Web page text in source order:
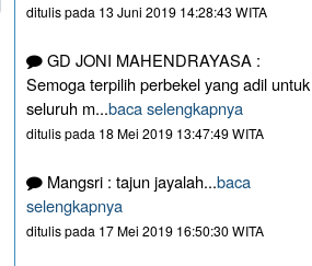
ditulis pada 13 Juni 2019 14:28:43 WITA
GD JONI MAHENDRAYASA :
Semoga terpilih perbekel yang adil untuk
seluruh m...baca selengkapnya
ditulis pada 18 Mei 2019 13:47:49 WITA
Mangsri : tajun jayalah...baca
selengkapnya
ditulis pada 17 Mei 2019 16:50:30 WITA